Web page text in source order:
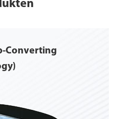
Converting